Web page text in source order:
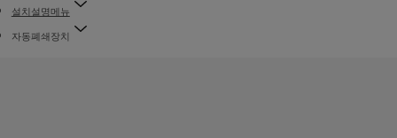
설치설명메뉴
자동폐쇄장치